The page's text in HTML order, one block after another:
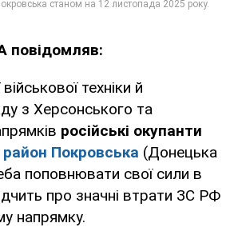
повідомляв:
техніки й
з Херсонського та
російські окупанти
Покровська (Донецька
поповнювати свої сили в
про значні втрати ЗС РФ
напрямку.